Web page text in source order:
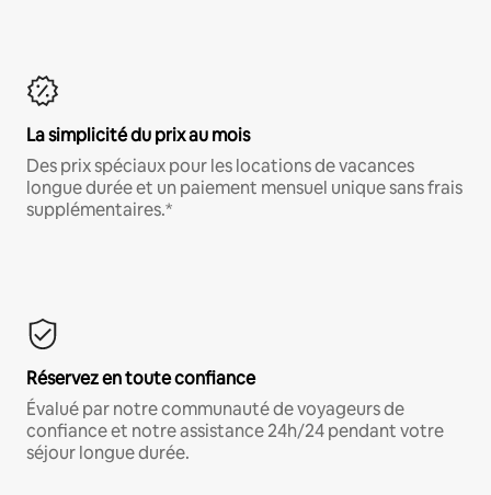
La simplicité du prix au mois
Des prix spéciaux pour les locations de vacances
longue durée et un paiement mensuel unique sans frais
supplémentaires.*
Réservez en toute confiance
Évalué par notre communauté de voyageurs de
confiance et notre assistance 24h/24 pendant votre
séjour longue durée.